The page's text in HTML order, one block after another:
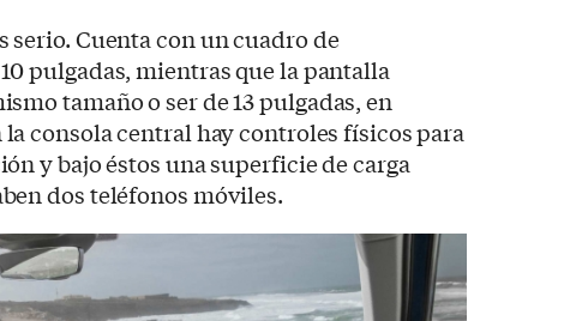
Cuenta con un cuadro de
pulgadas, mientras que la pantalla
tamaño o ser de 13 pulgadas, en
consola central hay controles físicos para
y bajo éstos una superficie de carga
dos teléfonos móviles.